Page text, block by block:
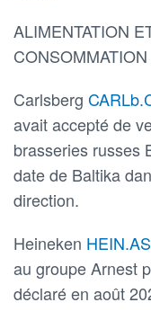
ALIMENTATION
CONSOMMATION
Carlsberg
avait accepté de
brasseries russes
date de Baltika
direction.
Heineken HEIN.AS
au groupe Arnest
déclaré en août